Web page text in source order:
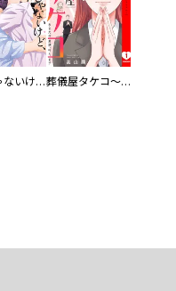
好きじゃないけど、抱いてください【電子単行本版／特典おまけ付き】 葬儀屋タケコ～あなたの最期、叶えます【電子単行本版】